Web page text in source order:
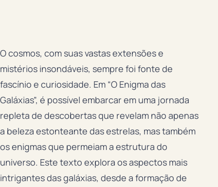
O cosmos, com suas vastas extensões e
mistérios insondáveis, sempre foi fonte de
fascínio e curiosidade. Em “O Enigma das
Galáxias”, é possível embarcar em uma jornada
repleta de descobertas que revelam não apenas
a beleza estonteante das estrelas, mas também
os enigmas que permeiam a estrutura do
universo. Este texto explora os aspectos mais
intrigantes das galáxias, desde a formação de